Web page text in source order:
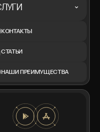
КОНТАКТЫ
СТАТЬИ
НАШИ ПРЕИМУЩЕСТВА